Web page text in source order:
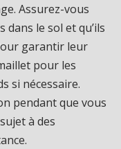
Assurez-vous
le sol et qu’ils
garantir leur
pour les
si nécessaire.
pendant que vous
à des